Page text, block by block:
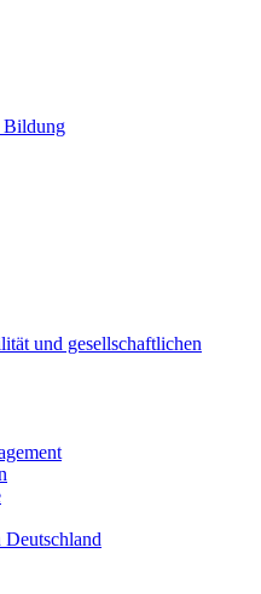
Bildung
und gesellschaftlichen